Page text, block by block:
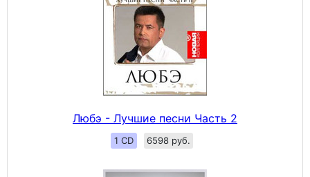
Любэ - Лучшие песни Часть 2
1 CD 6598 руб.